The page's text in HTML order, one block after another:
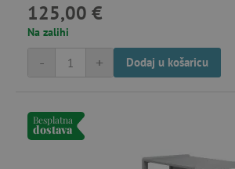
125,00 €
Na zalihi
+
- Dodaj u košaricu
Besplatna
dostava